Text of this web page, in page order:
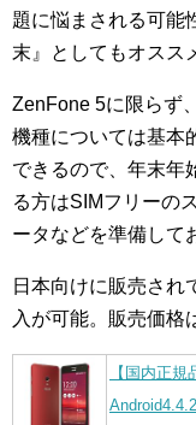
題に悩まされる可能
末』としてもオスス
ZenFone 5に限らず
機種については基本
できるので、年末年
る方はSIMフリーの
ータなどを準備して
日本向けに販売され
入が可能。販売価格
【国内正